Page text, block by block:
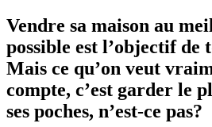
Vendre sa maison au
possible est l’objectif
Mais ce qu’on veut
compte, c’est garder le
ses poches, n’est-ce pas?